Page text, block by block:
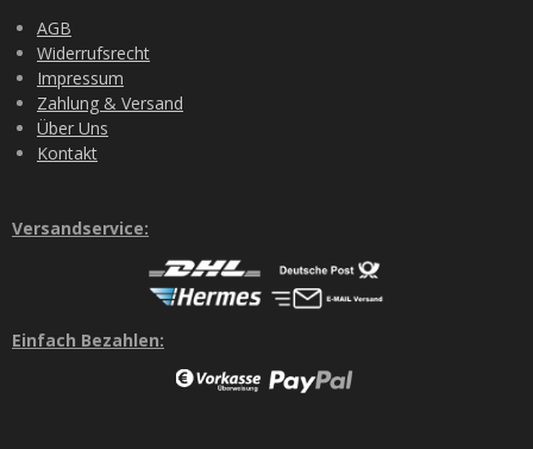
AGB
Widerrufsrecht
Impressum
Zahlung & Versand
Über Uns
Kontakt
Versandservice:
Einfach Bezahlen: